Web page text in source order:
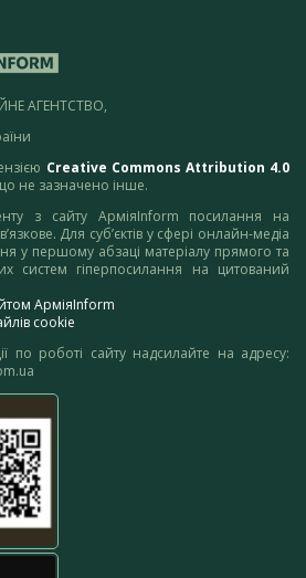
АГЕНТСТВО,
Creative Commons Attribution 4.0
не зазначено інше.
з сайту АрміяInform посилання на
Для суб’єктів у сфері онлайн-медіа
у першому абзаці матеріалу прямого та
систем гіперпосилання на цитований
АрміяInform
cookie
по роботі сайту надсилайте на адресу: